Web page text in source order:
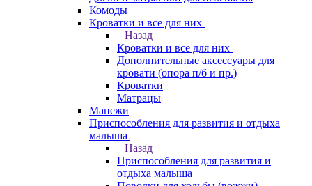
Комоды
Кроватки и все для них
Назад
Кроватки и все для них
Дополнительные аксессуары для
кровати (опора п/б и пр.)
Кроватки
Матрацы
Манежи
Приспособления для развития и отдыха
малыша
Назад
Приспособления для развития и
отдыха малыша